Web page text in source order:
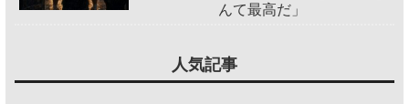
んて最高だ」
人気記事